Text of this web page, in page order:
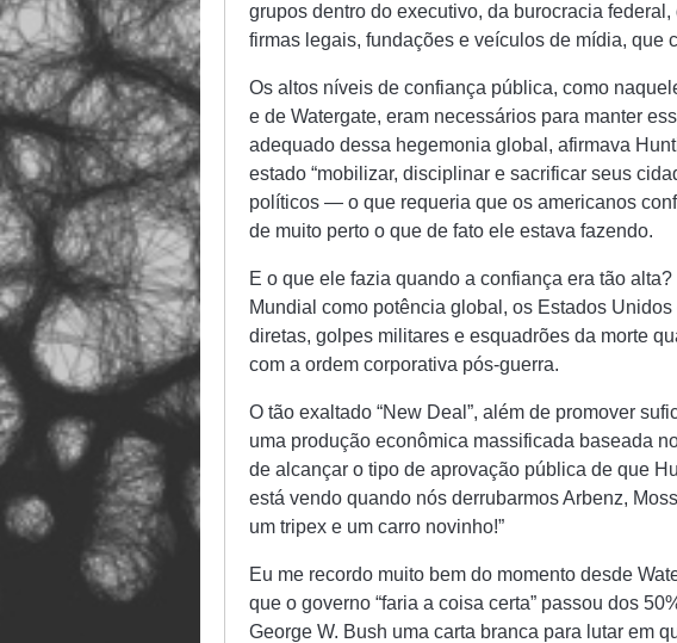
grupos dentro do executivo, da burocracia
firmas legais, fundações e veículos de mídia, que
Os altos níveis de confiança pública, como
e de Watergate, eram necessários para manter
adequado dessa hegemonia global, afirmava
estado “mobilizar, disciplinar e sacrificar seus
políticos — o que requeria que os americanos
de muito perto o que de fato ele estava fazendo.
E o que ele fazia quando a confiança era tão
Mundial como potência global, os Estados
diretas, golpes militares e esquadrões da morte
com a ordem corporativa pós-guerra.
O tão exaltado “New Deal”, além de promover
uma produção econômica massificada baseada
de alcançar o tipo de aprovação pública de que
está vendo quando nós derrubarmos Arbenz,
um tripex e um carro novinho!”
Eu me recordo muito bem do momento desde
que o governo “faria a coisa certa” passou dos
George W. Bush uma carta branca para lutar em